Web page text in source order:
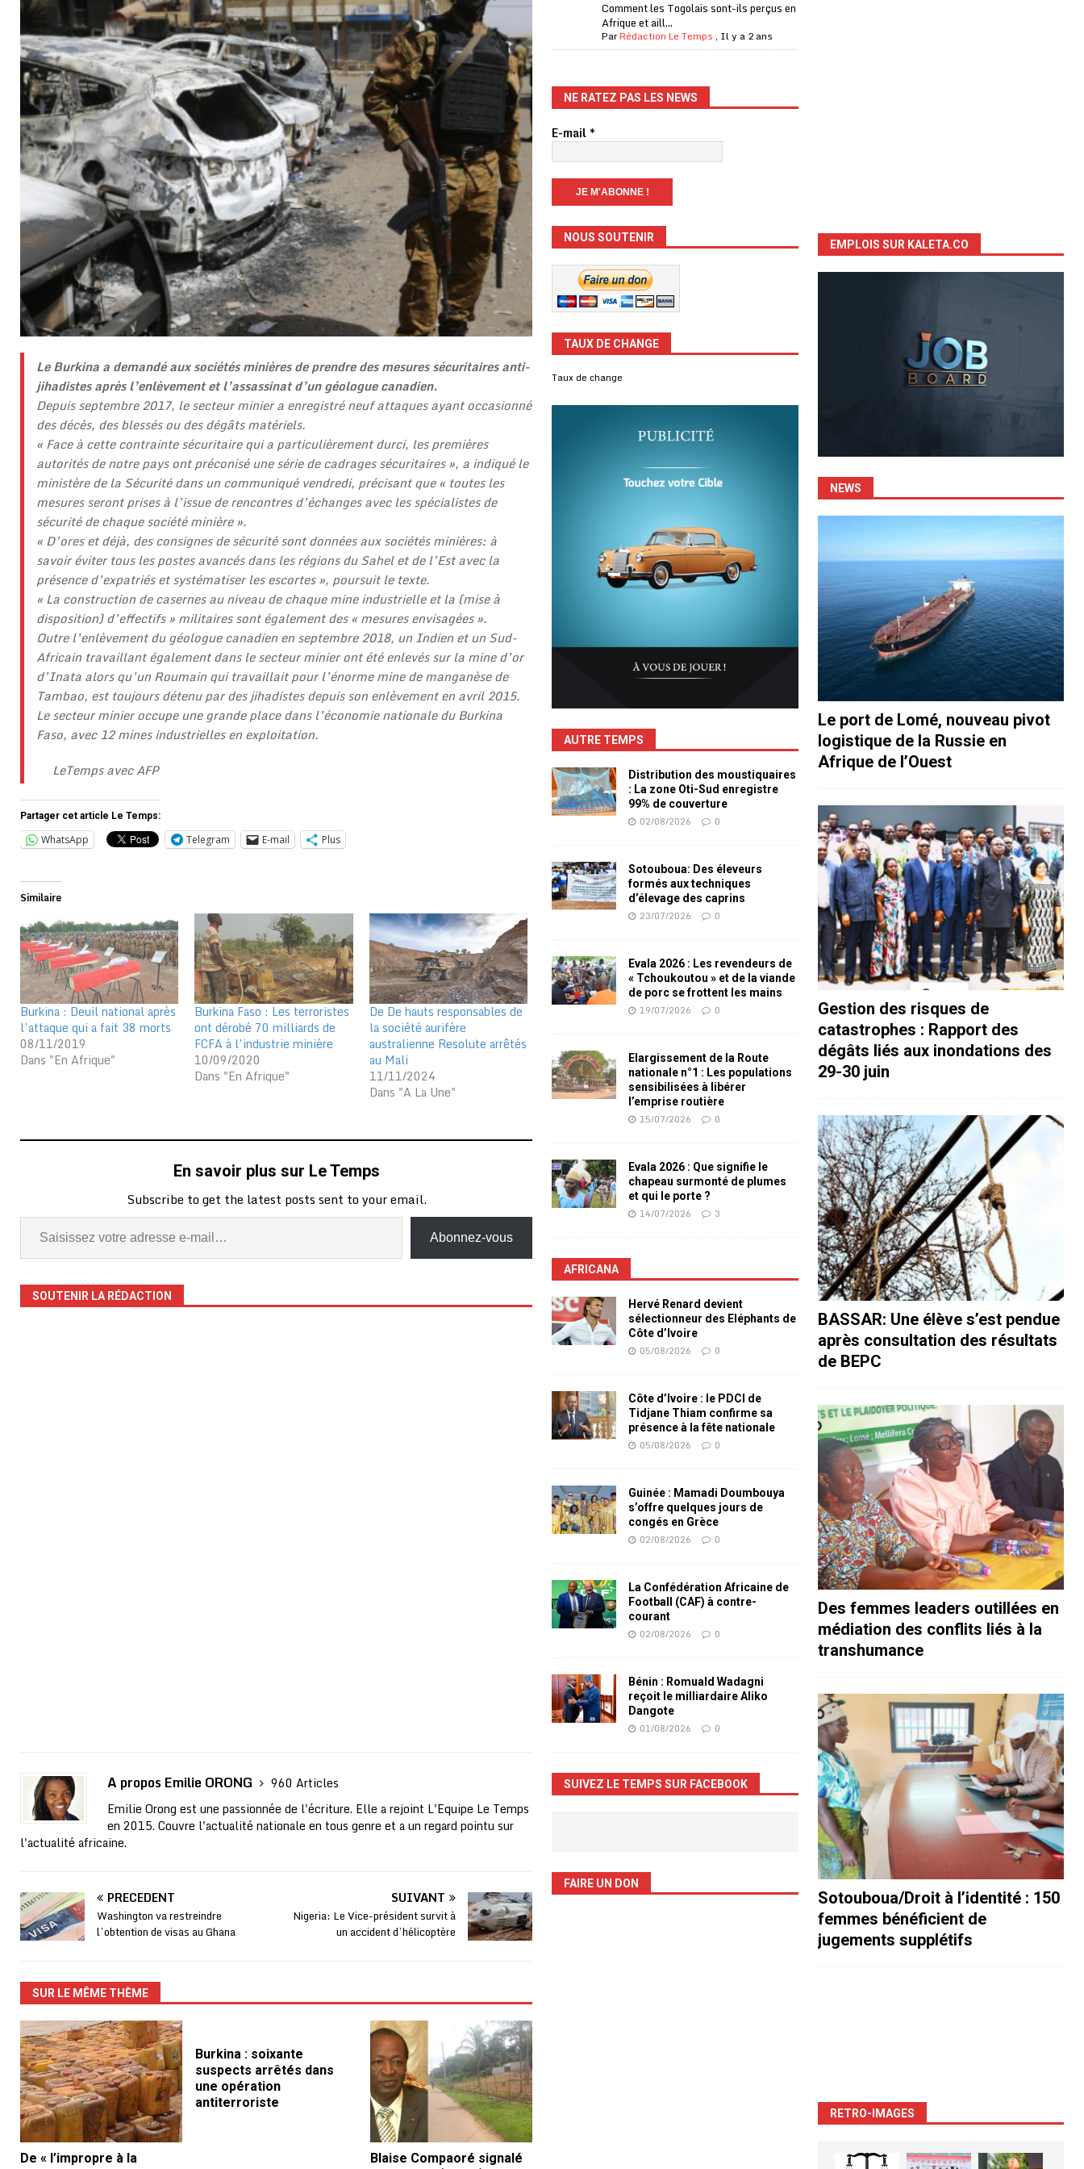
Le Burkina a demandé aux sociétés minières de prendre des mesures sécuritaires anti-
jihadistes après l’enlèvement et l’assassinat d’un géologue canadien.
Depuis septembre 2017, le secteur minier a enregistré neuf attaques ayant occasionné
des décès, des blessés ou des dégâts matériels.
« Face à cette contrainte sécuritaire qui a particulièrement durci, les premières
autorités de notre pays ont préconisé une série de cadrages sécuritaires », a indiqué le
ministère de la Sécurité dans un communiqué vendredi, précisant que « toutes les
mesures seront prises à l’issue de rencontres d’échanges avec les spécialistes de
sécurité de chaque société minière ».
« D’ores et déjà, des consignes de sécurité sont données aux sociétés minières: à
savoir éviter tous les postes avancés dans les régions du Sahel et de l’Est avec la
présence d’expatriés et systématiser les escortes », poursuit le texte.
« La construction de casernes au niveau de chaque mine industrielle et la (mise à
disposition) d’effectifs » militaires sont également des « mesures envisagées ».
Outre l’enlèvement du géologue canadien en septembre 2018, un Indien et un Sud-
Africain travaillant également dans le secteur minier ont été enlevés sur la mine d’or
d’Inata alors qu’un Roumain qui travaillait pour l’énorme mine de manganèse de
Tambao, est toujours détenu par des jihadistes depuis son enlèvement en avril 2015.
Le secteur minier occupe une grande place dans l’économie nationale du Burkina
Faso, avec 12 mines industrielles en exploitation.
LeTemps avec AFP
Partager cet article Le Temps:
WhatsApp Telegram E-mail Plus
Similaire
Burkina : Deuil national après
l’attaque qui a fait 38 morts
08/11/2019
Dans "En Afrique"
Burkina Faso : Les terroristes
ont dérobé 70 milliards de
FCFA à l’industrie minière
10/09/2020
Dans "En Afrique"
De De hauts responsables de
la société aurifère
australienne Resolute arrêtés
au Mali
11/11/2024
Dans "A La Une"
En savoir plus sur Le Temps
Subscribe to get the latest posts sent to your email.
Abonnez-vous
SOUTENIR LA RÉDACTION
A propos Emilie ORONG
960 Articles
Emilie Orong est une passionnée de l'écriture. Elle a rejoint L'Equipe Le Temps
en 2015. Couvre l'actualité nationale en tous genre et a un regard pointu sur
l'actualité africaine.
PRÉCÉDENT
Washington va restreindre
l’obtention de visas au Ghana
SUIVANT
Nigeria: Le Vice-président survit à
un accident d’hélicoptère
SUR LE MÊME THÈME
De « l’impropre à la
Burkina : soixante
suspects arrêtés dans
une opération
antiterroriste
Blaise Compaoré signalé
Comment les Togolais sont-ils perçus en
Afrique et aill...
ParRédaction Le Temps , Il y a 2 ans
NE RATEZ PAS LES NEWS
E-mail*
NOUS SOUTENIR
TAUX DE CHANGE
Taux de change
AUTRE TEMPS
Distribution des moustiquaires
: La zone Oti-Sud enregistre
99% de couverture
02/08/2026 0
Sotouboua: Des éleveurs
formés aux techniques
d’élevage des caprins
23/07/2026 0
Evala 2026 : Les revendeurs de
« Tchoukoutou » et de la viande
de porc se frottent les mains
19/07/2026 0
Elargissement de la Route
nationale n°1 : Les populations
sensibilisées à libérer
l’emprise routière
15/07/2026 0
Evala 2026 : Que signifie le
chapeau surmonté de plumes
et qui le porte ?
14/07/2026 3
AFRICANA
Hervé Renard devient
sélectionneur des Eléphants de
Côte d’Ivoire
05/08/2026 0
Côte d’Ivoire : le PDCI de
Tidjane Thiam confirme sa
présence à la fête nationale
05/08/2026 0
Guinée : Mamadi Doumbouya
s’offre quelques jours de
congés en Grèce
02/08/2026 0
La Confédération Africaine de
Football (CAF) à contre-
courant
02/08/2026 0
Bénin : Romuald Wadagni
reçoit le milliardaire Aliko
Dangote
01/08/2026 0
SUIVEZ LE TEMPS SUR FACEBOOK
FAIRE UN DON
EMPLOIS SUR KALETA.CO
NEWS
Le port de Lomé, nouveau pivot
logistique de la Russie en
Afrique de l’Ouest
Gestion des risques de
catastrophes : Rapport des
dégâts liés aux inondations des
29-30 juin
BASSAR: Une élève s’est pendue
après consultation des résultats
de BEPC
Des femmes leaders outillées en
médiation des conflits liés à la
transhumance
Sotouboua/Droit à l’identité : 150
femmes bénéficient de
jugements supplétifs
RETRO-IMAGES